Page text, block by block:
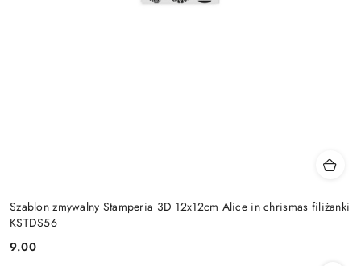
Szablon zmywalny Stamperia 3D 12x12cm Alice in chrismas filiżanki
KSTDS56
Cena:
9.00